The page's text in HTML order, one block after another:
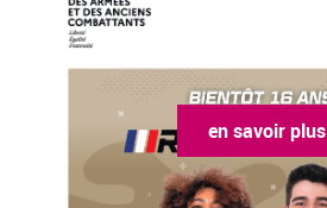
en savoir plus